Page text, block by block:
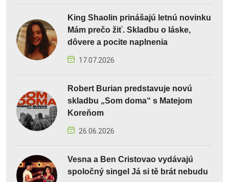
King Shaolin prinášajú letnú novinku
Mám prečo žiť. Skladbu o láske,
dôvere a pocite naplnenia
17.07.2026
Robert Burian predstavuje novú
skladbu „Som doma“ s Matejom
Koreňom
26.06.2026
Vesna a Ben Cristovao vydávajú
spoločný singel Já si tě brát nebudu